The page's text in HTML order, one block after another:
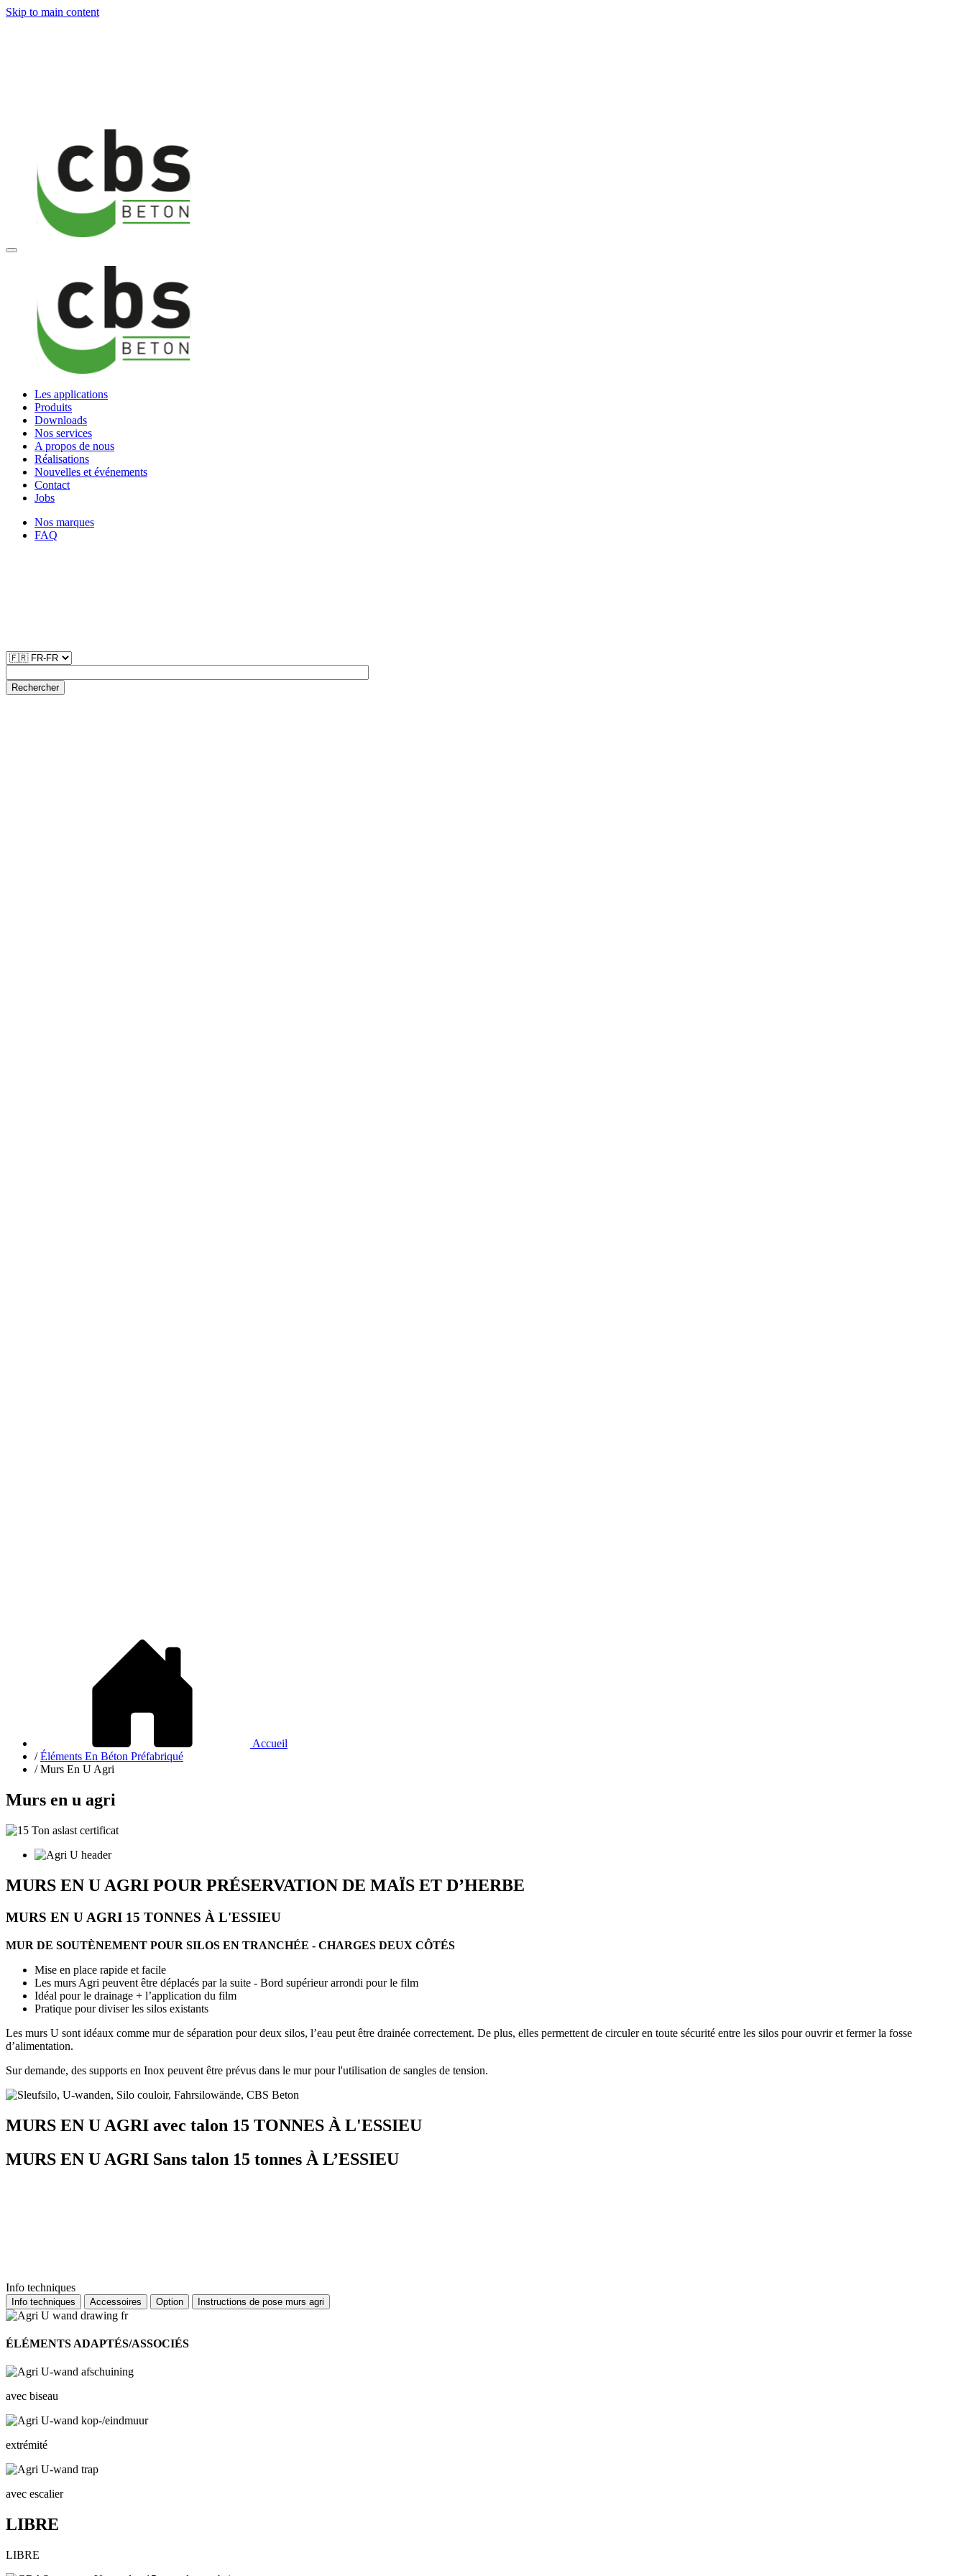
Skip to main content
Les applications
Produits
Downloads
Nos services
A propos de nous
Réalisations
Nouvelles et événements
Contact
Jobs
Nos marques
FAQ
Accueil
/ Éléments En Béton Préfabriqué
/ Murs En U Agri
Murs en u agri
MURS EN U AGRI POUR PRÉSERVATION DE MAÏS ET D’HERBE
MURS EN U AGRI 15 TONNES À L'ESSIEU
MUR DE SOUTÈNEMENT POUR SILOS EN TRANCHÉE - CHARGES DEUX CÔTÉS
Mise en place rapide et facile
Les murs Agri peuvent être déplacés par la suite - Bord supérieur arrondi pour le film
Idéal pour le drainage + l’application du film
Pratique pour diviser les silos existants
Les murs U sont idéaux comme mur de séparation pour deux silos, l’eau peut être drainée correctement. De plus, elles permettent de circuler en toute sécurité entre les silos pour ouvrir et fermer la fosse
d’alimentation.
Sur demande, des supports en Inox peuvent être prévus dans le mur pour l'utilisation de sangles de tension.
MURS EN U AGRI avec talon 15 TONNES À L'ESSIEU
MURS EN U AGRI Sans talon 15 tonnes À L’ESSIEU
Info techniques
Info techniques Accessoires Option Instructions de pose murs agri
ÉLÉMENTS ADAPTÉS/ASSOCIÉS
avec biseau
extrémité
avec escalier
LIBRE
LIBRE